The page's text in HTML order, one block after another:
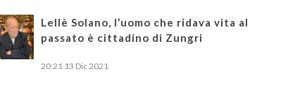
Lellè Solano, l’uomo che ridava vita al
passato è cittadino di Zungri
20:21 13 Dic 2021